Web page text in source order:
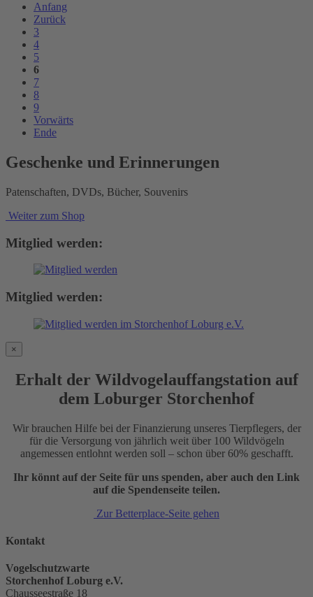
Anfang
Zurück
3
4
5
6
7
8
9
Vorwärts
Ende
Geschenke und Erinnerungen
Patenschaften, DVDs, Bücher, Souvenirs
Weiter zum Shop
Mitglied werden:
Mitglied werden:
×
Erhalt der Wildvogelauffangstation auf
dem Loburger Storchenhof
Wir brauchen Hilfe bei der Finanzierung unseres Tierpflegers, der
für die Versorgung von jährlich weit über 100 Wildvögeln
angemessen entlohnt werden soll – schon über 60% geschafft.
Ihr könnt auf der Seite für uns spenden, aber auch den Link
auf die Spendenseite teilen.
Zur Betterplace-Seite gehen
Kontakt
Vogelschutzwarte
Storchenhof Loburg e.V.
Chausseestraße 18